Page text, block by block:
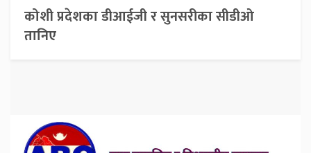
कोशी प्रदेशका डीआईजी र सुनसरीका सीडीओ
तानिए